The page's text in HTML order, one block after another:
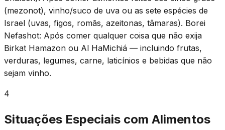
(mezonot), vinho/suco de uva ou as sete espécies de
Israel (uvas, figos, romãs, azeitonas, tâmaras). Borei
Nefashot: Após comer qualquer coisa que não exija
Birkat Hamazon ou Al HaMichiá — incluindo frutas,
verduras, legumes, carne, laticínios e bebidas que não
sejam vinho.
4
Situações Especiais com Alimentos